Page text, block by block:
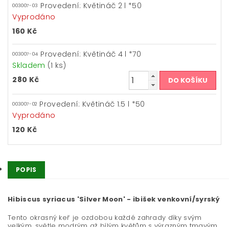
003007-03 Provedení: Květináč 2 l *50
Vyprodáno
160 Kč
003007-04 Provedení: Květináč 4 l *70
Skladem (1 ks)
280 Kč
003007-02 Provedení: Květináč 1.5 l *50
Vyprodáno
120 Kč
POPIS
Hibiscus syriacus 'Silver Moon' - ibišek venkovní/syrský
Tento okrasný keř je ozdobou každé zahrady díky svým